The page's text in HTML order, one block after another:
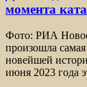
момента
Фото: РИА
произошла
новейшей
июня 2023 года